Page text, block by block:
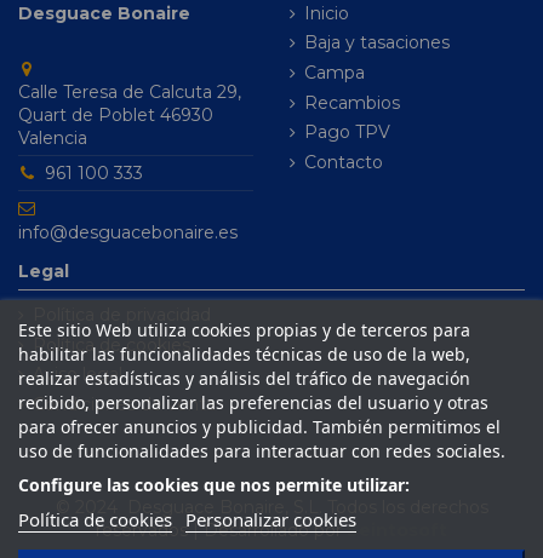
Desguace Bonaire
Calle Teresa de Calcuta 29,
Quart de Poblet 46930
Valencia
961 100 333
info@desguacebonaire.es
Inicio
Baja y tasaciones
Campa
Recambios
Pago TPV
Contacto
Legal
Política de cookies
Aviso legal
Condiciones de venta
Este sitio Web utiliza cookies propias y de terceros para
habilitar las funcionalidades técnicas de uso de la web,
realizar estadísticas y análisis del tráfico de navegación
recibido, personalizar las preferencias del usuario y otras
para ofrecer anuncios y publicidad. También permitimos el
uso de funcionalidades para interactuar con redes sociales.
Configure las cookies que nos permite utilizar:
Política de cookies Personalizar cookies
reservados | Desarrollado porSeintosoft